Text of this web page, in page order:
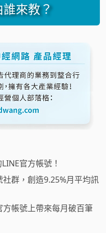
來教？
官方帳號！
群，創造9.25%月平均訊
帳號上帶來每月破百筆